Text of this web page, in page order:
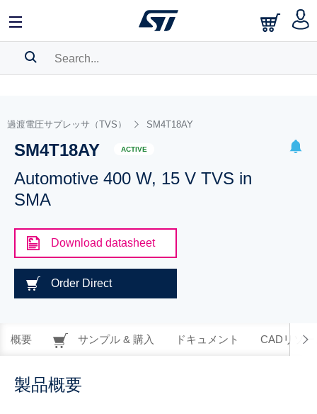
BOOKMARK
Pleaselog into show your saved searches.
過渡電圧サプレッサ（TVS） SM4T18AY
SM4T18AY ACTIVE
Automotive 400 W, 15 V TVS in
SMA
Download datasheet
Order Direct
概要 サンプル & 購入 ドキュメント CADリソー
製品概要